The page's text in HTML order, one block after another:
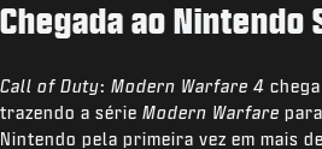
Chegada ao Nintendo
Call of Duty: Modern Warfare 4
trazendo a série Modern Warfare
Nintendo pela primeira vez em mais